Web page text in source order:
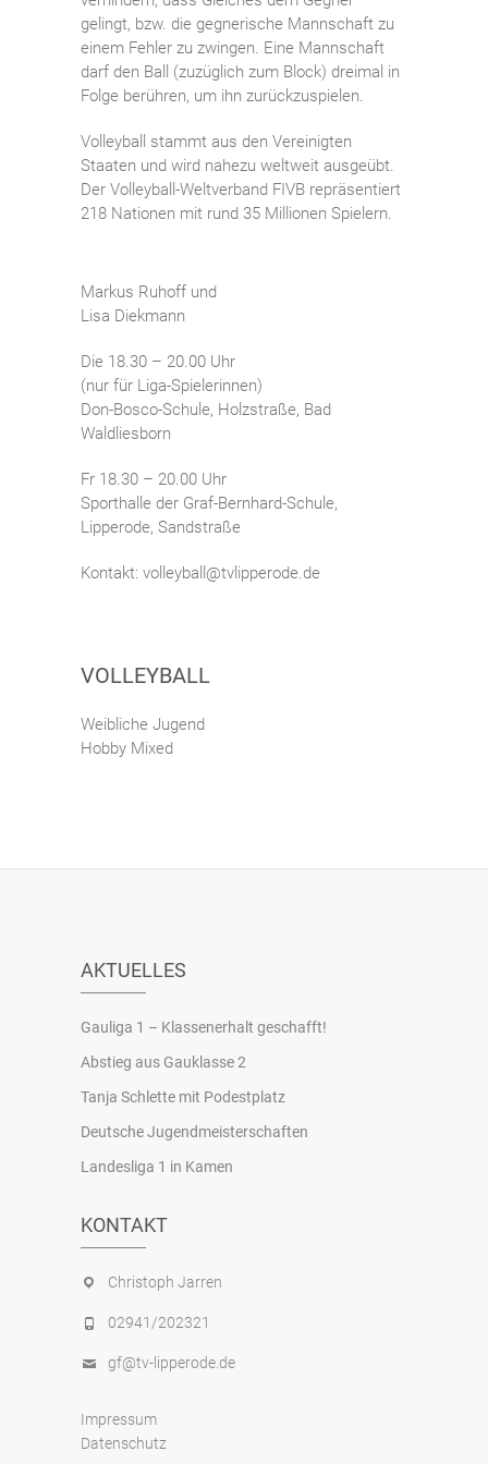
gelingt, bzw. die gegnerische Mannschaft zu
einem Fehler zu zwingen. Eine Mannschaft
darf den Ball (zuzüglich zum Block) dreimal in
Folge berühren, um ihn zurückzuspielen.
Volleyball stammt aus den Vereinigten
Staaten und wird nahezu weltweit ausgeübt.
Der Volleyball-Weltverband FIVB repräsentiert
218 Nationen mit rund 35 Millionen Spielern.
Markus Ruhoff und
Lisa Diekmann
Die 18.30 – 20.00 Uhr
(nur für Liga-Spielerinnen)
Don-Bosco-Schule, Holzstraße, Bad
Waldliesborn
Fr 18.30 – 20.00 Uhr
Sporthalle der Graf-Bernhard-Schule,
Lipperode, Sandstraße
Kontakt: volleyball@tvlipperode.de
VOLLEYBALL
Weibliche Jugend
Hobby Mixed
AKTUELLES
Gauliga 1 – Klassenerhalt geschafft!
Abstieg aus Gauklasse 2
Tanja Schlette mit Podestplatz
Deutsche Jugendmeisterschaften
Landesliga 1 in Kamen
KONTAKT
Christoph Jarren
02941/202321
gf@tv-lipperode.de
Impressum
Datenschutz